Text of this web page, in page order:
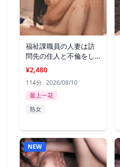
福祉課職員の人妻は訪
問先の住人と不倫をし
た話
¥2,480
114分 2026/08/10
最上一花
熟女
NEW